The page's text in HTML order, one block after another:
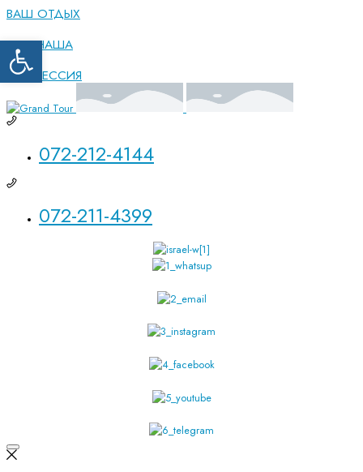
ВАШ ОТДЫХ
ЭТО НАША
ПРОФЕССИЯ
072-212-4144
072-211-4399
Открыть панель инструментов